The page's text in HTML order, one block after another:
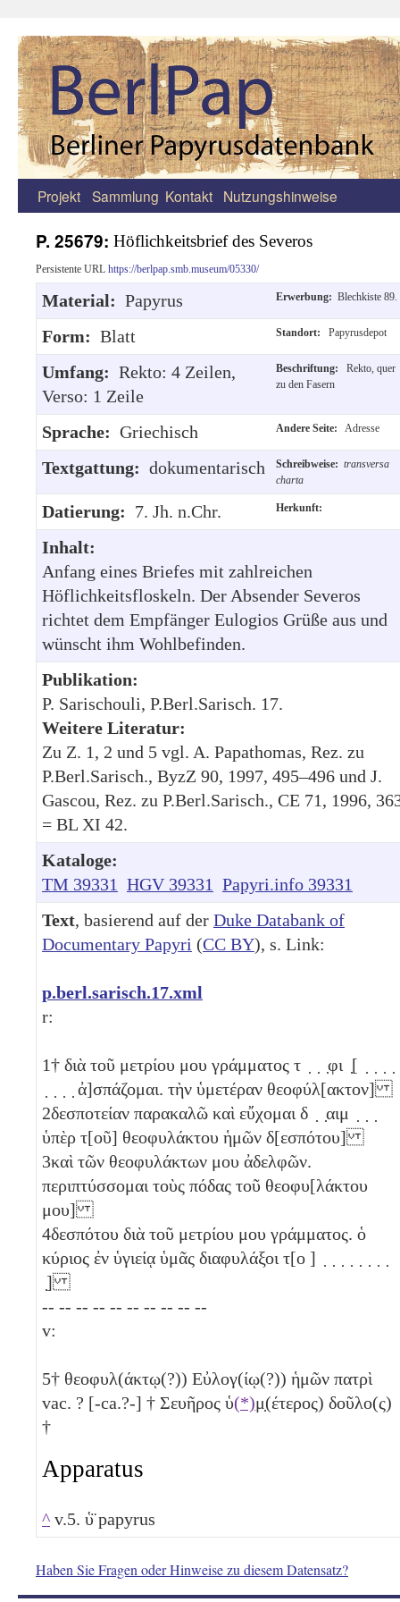
Zum
springen
Projekt Sammlung Kontakt Nutzungshinweise
P. 25679: Höflichkeitsbrief des Severos
Persistente URL https://berlpap.smb.museum/05330/
Material: Papyrus Erwerbung: Blechkiste 89.
Form: Blatt Standort: Papyrusdepot
Umfang: Rekto: 4 Zeilen,
Verso: 1 Zeile
Beschriftung:
Rekto, quer
zu den Fasern
Sprache: Griechisch Andere Seite: Adresse
Textgattung: dokumentarisch Schreibweise: transversa
charta
Datierung: 7. Jh. n.Chr. Herkunft:
Inhalt:
Anfang eines Briefes mit zahlreichen
Höflichkeitsfloskeln. Der Absender Severos
richtet dem Empfänger Eulogios Grüße aus und
wünscht ihm Wohlbefinden.
Publikation:
P. Sarischouli, P.Berl.Sarisch. 17.
Weitere Literatur:
Zu Z. 1, 2 und 5 vgl. A. Papathomas, Rez. zu
P.Berl.Sarisch., ByzZ 90, 1997, 495–496 und J.
Gascou, Rez. zu P.Berl.Sarisch., CE 71, 1996,
= BL XI 42.
Kataloge:
TM 39331 HGV 39331 Papyri.info 39331
Text, basierend auf der Duke Databank of
Documentary Papyri (CC BY), s. Link:
p.berl.sarisch.17.xml
r:
1† διὰ τοῦ μετρίου μου γράμματος τ ̣ ̣ ̣φι ̣[
̣ ̣ ̣ ̣ ἀ]σπάζομαι. τὴν ὑμετέραν θεοφύλ[ακτον]
2δεσποτείαν παρακαλῶ καὶ εὔχομαι δ ̣ ̣αιμ ̣ ̣ ̣
ὑπὲρ τ[οῦ] θεοφυλάκτου ἡμῶν δ[εσπότου]
3καὶ τῶν θεοφυλάκτων μου ἀδελφῶν.
περιπτύσσομαι τοὺς πόδας τοῦ θεοφυ[λάκτου
μου]
4δεσπότου διὰ τοῦ μετρίου μου γράμματος. ὁ
κύριος ἐν ὑγιείᾳ ὑμᾶς διαφυλάξοι τ[ο ] ̣ ̣ ̣ ̣ ̣ ̣ ̣ ̣
̣]
-- -- -- -- -- -- -- -- -- --
v:
5† θεοφυλ(άκτῳ(?)) Εὐλογ(ίῳ(?)) ἡμῶν πατρὶ
vac. ? [-ca.?-] † Σευῆρος ὑ(*)μ̣(έτερος) δοῦλο(ς)
†
Apparatus
^ v.5. ὑ̈ papyrus
Haben Sie Fragen oder Hinweise zu diesem Datensatz?